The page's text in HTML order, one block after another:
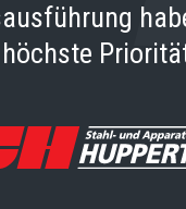
höchste